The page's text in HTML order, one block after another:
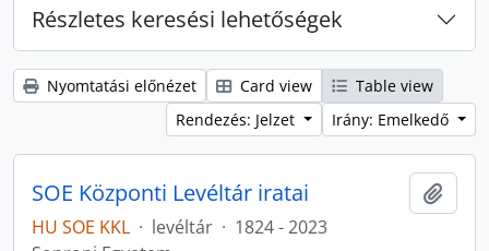
Részletes keresési lehetőségek
Nyomtatási előnézet Card view
Table view
Rendezés: Jelzet
Irány: Emelkedő
SOE Központi Levéltár iratai
HU SOE KKL · levéltár · 1824 - 2023